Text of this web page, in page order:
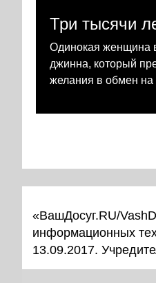
Три тысячи
Одинокая женщина
джинна, который
желания в обмен на
«ВашДосуг.RU/
информационных
13.09.2017.